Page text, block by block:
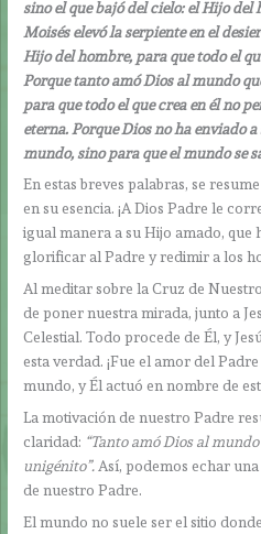
sino el que bajó del cielo: el Hijo
Moisés elevó la serpiente en el
Hijo del hombre, para que todo el
Porque tanto amó Dios al mundo
para que todo el que crea en él no
eterna. Porque Dios no ha enviado
mundo, sino para que el mundo se
En estas breves palabras, se
en su esencia. ¡A Dios Padre le
igual manera a su Hijo amado, que
glorificar al Padre y redimir a los
Al meditar sobre la Cruz de
de poner nuestra mirada, junto a
Celestial. Todo procede de Él, y
esta verdad. ¡Fue el amor del
mundo, y Él actuó en nombre de
La motivación de nuestro Padre
claridad: “Tanto amó Dios al
unigénito”. Así, podemos echar
de nuestro Padre.
El mundo no suele ser el sitio